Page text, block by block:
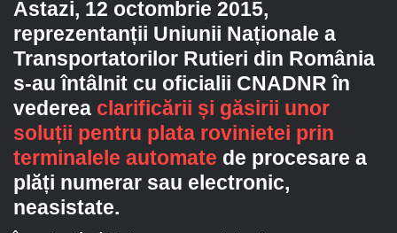
Astazi, 12 octombrie 2015,
reprezentanții Uniunii Naționale a
Transportatorilor Rutieri din România
s-au întâlnit cu oficialii CNADNR în
vederea clarificării și găsirii unor
soluții pentru plata rovinietei prin
terminalele automate de procesare a
plăți numerar sau electronic,
neasistate.